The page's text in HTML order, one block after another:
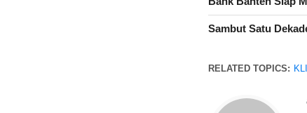
Sambut Satu
RELATED TOPICS: